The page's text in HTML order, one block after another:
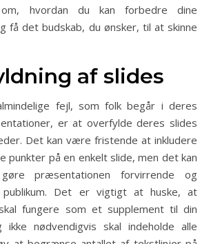
hvordan du kan forbedre dine
få det budskab, du ønsker, til at skinne
af slides
fejl, som folk begår i deres
er at overfylde deres slides
Det kan være fristende at inkludere
punkter på en enkelt slide, men det kan
præsentationen forvirrende og
publikum. Det er vigtigt at huske, at
fungere som et supplement til din
nødvendigvis skal indeholde alle